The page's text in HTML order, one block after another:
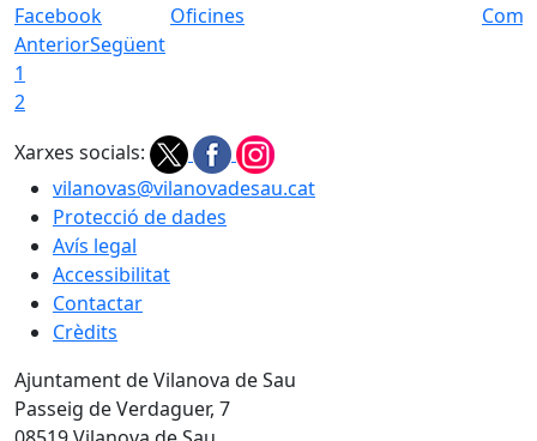
Facebook Oficines
Com
AnteriorSegüent
1
2
Xarxes socials:
vilanovas@vilanovadesau.cat
Protecció de dades
Avís legal
Accessibilitat
Contactar
Crèdits
Ajuntament de Vilanova de Sau
Passeig de Verdaguer, 7